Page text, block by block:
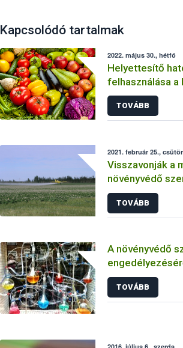
Kapcsolódó tartalmak
2022. május 30., hétfő
Helyettesítő
felhasználása a
TOVÁBB
2021. február 25.,
Visszavonják a
növényvédő
TOVÁBB
A növényvédő
vizsgálatáról
TOVÁBB